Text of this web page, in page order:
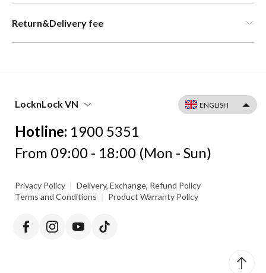
Return&Delivery fee
LocknLock VN
Hotline: 1900 5351
From 09:00 - 18:00 (Mon - Sun)
Privacy Policy | Delivery, Exchange, Refund Policy
Terms and Conditions | Product Warranty Policy